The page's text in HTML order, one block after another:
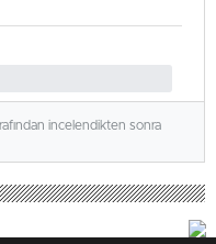
incelendikten sonra